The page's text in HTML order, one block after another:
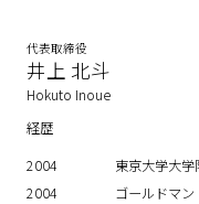
代表取締役
井上 北斗
Hokuto Inoue
経歴
2004
東京大学大
2004
ゴールドマ